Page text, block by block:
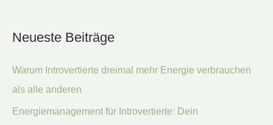
h
n
n
a
Neueste Beiträge
Warum Introvertierte dreimal mehr Energie verbrauchen
als alle anderen
Energiemanagement für Introvertierte: Dein